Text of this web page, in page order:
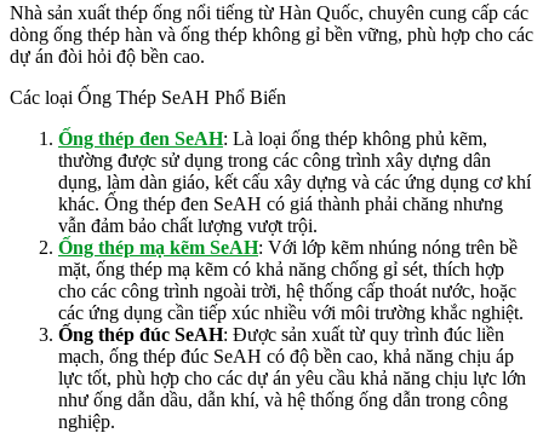
Nhà sản xuất thép ống nổi tiếng từ Hàn Quốc, chuyên cung cấp các
dòng ống thép hàn và ống thép không gỉ bền vững, phù hợp cho các
dự án đòi hỏi độ bền cao.
Các loại Ống Thép SeAH Phổ Biến
Ống thép đen SeAH: Là loại ống thép không phủ kẽm,
thường được sử dụng trong các công trình xây dựng dân
dụng, làm dàn giáo, kết cấu xây dựng và các ứng dụng cơ khí
khác. Ống thép đen SeAH có giá thành phải chăng nhưng
vẫn đảm bảo chất lượng vượt trội.
Ống thép mạ kẽm SeAH: Với lớp kẽm nhúng nóng trên bề
mặt, ống thép mạ kẽm có khả năng chống gỉ sét, thích hợp
cho các công trình ngoài trời, hệ thống cấp thoát nước, hoặc
các ứng dụng cần tiếp xúc nhiều với môi trường khắc nghiệt.
Ống thép đúc SeAH: Được sản xuất từ quy trình đúc liền
mạch, ống thép đúc SeAH có độ bền cao, khả năng chịu áp
lực tốt, phù hợp cho các dự án yêu cầu khả năng chịu lực lớn
như ống dẫn dầu, dẫn khí, và hệ thống ống dẫn trong công
nghiệp.